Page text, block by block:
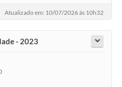
Atualizado em: 10/07/2026 às 10h32
- 2023